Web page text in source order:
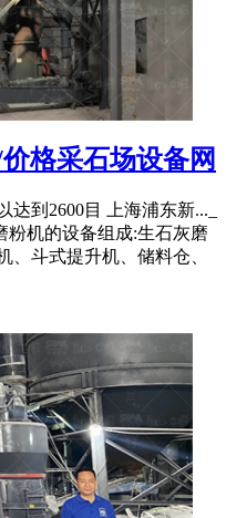
格采石场设备网
达到2600目 上海浦东新..._
粉机的设备组成:生石灰磨
、斗式提升机、储料仓、